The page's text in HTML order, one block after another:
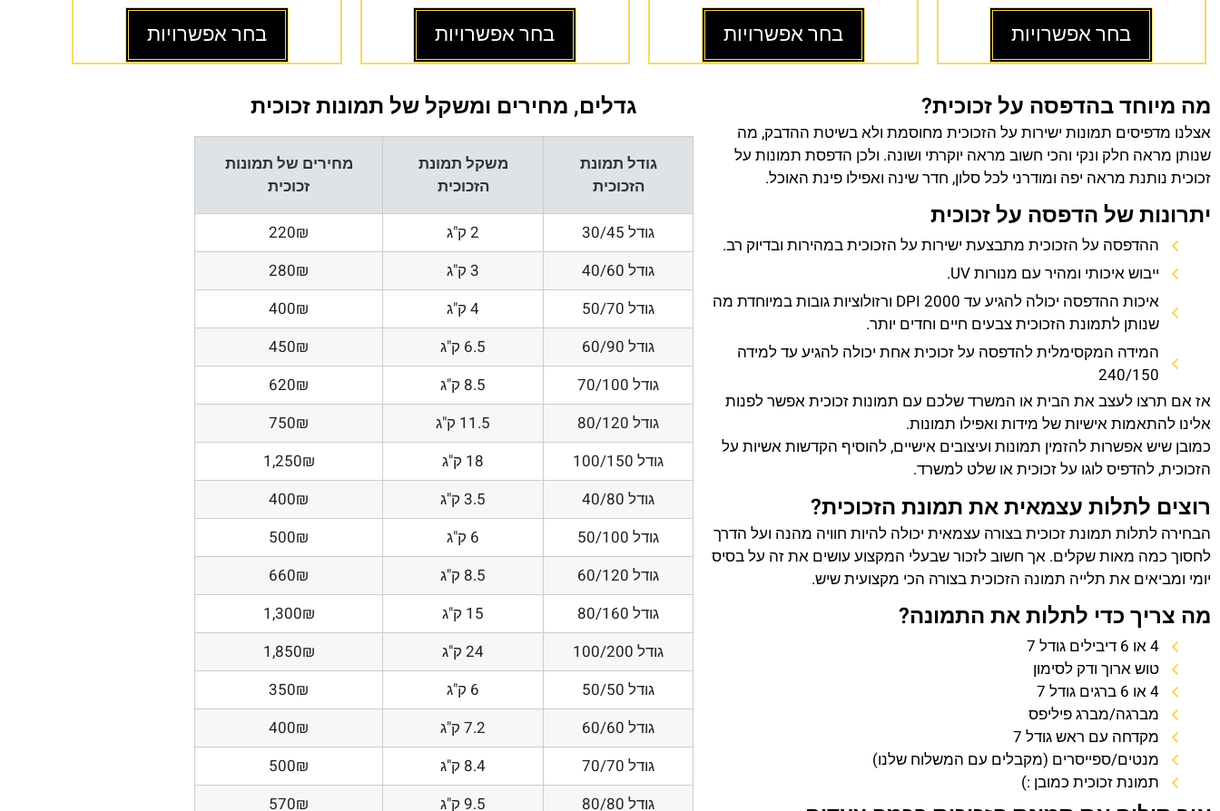
בחר אפשרויות בחר אפשרויות בחר אפשרויות בחר אפשרויות
מה מיוחד בהדפסה על זכוכית?
אצלנו מדפיסים תמונות ישירות על הזכוכית מחוסמת ולא בשיטת ההדבק, מה
שנותן מראה חלק ונקי והכי חשוב מראה יוקרתי ושונה. ולכן הדפסת תמונות על
זכוכית נותנת מראה יפה ומודרני לכל סלון, חדר שינה ואפילו פינת האוכל.
יתרונות של הדפסה על זכוכית
ההדפסה על הזכוכית מתבצעת ישירות על הזכוכית במהירות ובדיוק רב.
ייבוש איכותי ומהיר עם מנורות UV.
איכות ההדפסה יכולה להגיע עד 2000 DPI ורזולוציות גובות במיוחדת מה
שנותן לתמונת הזכוכית צבעים חיים וחדים יותר.
המידה המקסימלית להדפסה על זכוכית אחת יכולה להגיע עד למידה
240/150
אז אם תרצו לעצב את הבית או המשרד שלכם עם תמונות זכוכית אפשר לפנות
אלינו להתאמות אישיות של מידות ואפילו תמונות.
כמובן שיש אפשרות להזמין תמונות ועיצובים אישיים, להוסיף הקדשות אשיות על
הזכוכית, להדפיס לוגו על זכוכית או שלט למשרד.
רוצים לתלות עצמאית את תמונת הזכוכית?
הבחירה לתלות תמונת זכוכית בצורה עצמאית יכולה להיות חוויה מהנה ועל הדרך
לחסוך כמה מאות שקלים. אך חשוב לזכור שבעלי המקצוע עושים את זה על בסיס
יומי ומביאים את תלייה תמונה הזכוכית בצורה הכי מקצועית שיש.
מה צריך כדי לתלות את התמונה?
4 או 6 דיבילים גודל 7
טוש ארוך ודק לסימון
4 או 6 ברגים גודל 7
מברגה/מברג פיליפס
מקדחה עם ראש גודל 7
מנטים/ספייסרים (מקבלים עם המשלוח שלנו)
תמונת זכוכית כמובן :)
גדלים, מחירים ומשקל של תמונות זכוכית
גודל תמונת
הזכוכית
משקל תמונת
הזכוכית
מחירים של תמונות
זכוכית
גודל 30/45 2 ק"ג
220₪
גודל 40/60
3 ק"ג
280₪
גודל 50/70
4 ק"ג
400₪
גודל 60/90
6.5 ק"ג
450₪
גודל 70/100
8.5 ק"ג
620₪
גודל 80/120
11.5 ק"ג
750₪
גודל 100/150
18 ק"ג
1,250₪
גודל 40/80
3.5 ק"ג
400₪
גודל 50/100
6 ק"ג
500₪
גודל 60/120
8.5 ק"ג
660₪
גודל 80/160
15 ק"ג
1,300₪
גודל 100/200
24 ק"ג
1,850₪
גודל 50/50
6 ק"ג
350₪
גודל 60/60
7.2 ק"ג
400₪
גודל 70/70
8.4 ק"ג
500₪
גודל 80/80
9.5 ק"ג 570₪